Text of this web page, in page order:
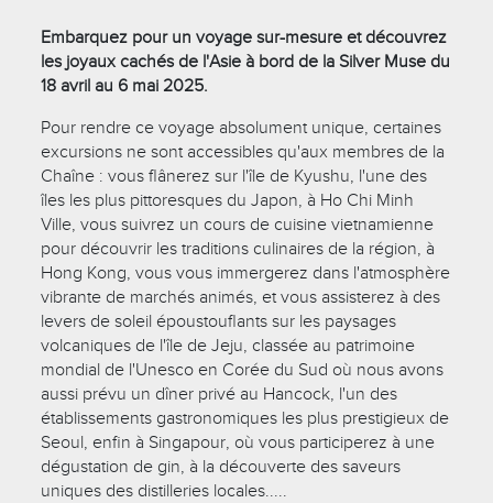
Embarquez pour un voyage sur-mesure et découvrez
les joyaux cachés de l'Asie à bord de la Silver Muse du
18 avril au 6 mai 2025.
Pour rendre ce voyage absolument unique, certaines
excursions ne sont accessibles qu'aux membres de la
Chaîne : vous flânerez sur l'île de Kyushu, l'une des
îles les plus pittoresques du Japon, à Ho Chi Minh
Ville, vous suivrez un cours de cuisine vietnamienne
pour découvrir les traditions culinaires de la région, à
Hong Kong, vous vous immergerez dans l'atmosphère
vibrante de marchés animés, et vous assisterez à des
levers de soleil époustouflants sur les paysages
volcaniques de l'île de Jeju, classée au patrimoine
mondial de l'Unesco en Corée du Sud où nous avons
aussi prévu un dîner privé au Hancock, l'un des
établissements gastronomiques les plus prestigieux de
Seoul, enfin à Singapour, où vous participerez à une
dégustation de gin, à la découverte des saveurs
uniques des distilleries locales.....